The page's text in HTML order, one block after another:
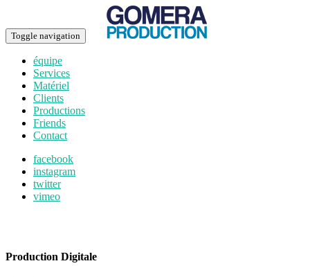
Toggle navigation
équipe
Services
Matériel
Clients
Productions
Friends
Contact
facebook
instagram
twitter
vimeo
Production Digitale